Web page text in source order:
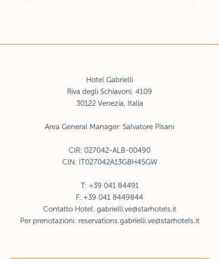
Hotel Gabrielli
Riva degli Schiavoni, 4109
30122 Venezia, Italia
Area General Manager: Salvatore Pisani
CIR: 027042-ALB-00490
CIN: IT027042A13G8H45GW
T: +39 041 84491
F: +39 041 8449844
Contatto Hotel: gabrielli.ve@starhotels.it
Per prenotazioni: reservations.gabrielli.ve@starhotels.it